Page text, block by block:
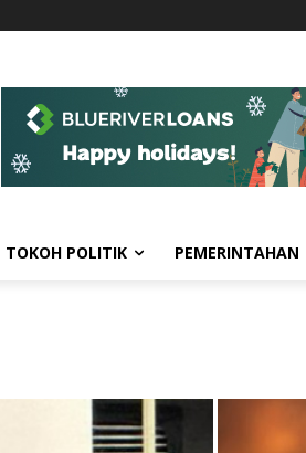
TOKOH POLITIK PEMERINTAHAN